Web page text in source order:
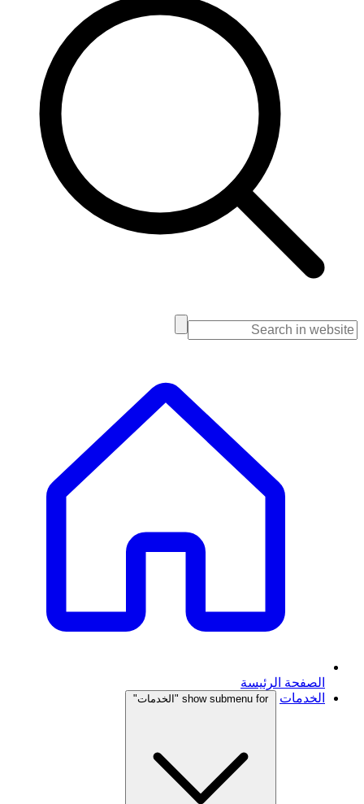
الصفحة الرئيسة
الخدمات
show submenu for "الخدمات"